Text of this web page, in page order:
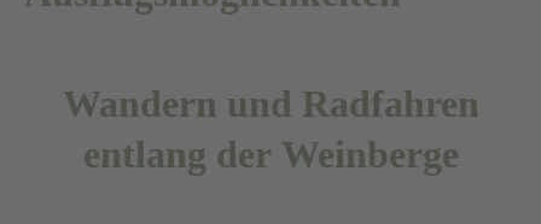
Wandern und Radfahren
entlang der Weinberge